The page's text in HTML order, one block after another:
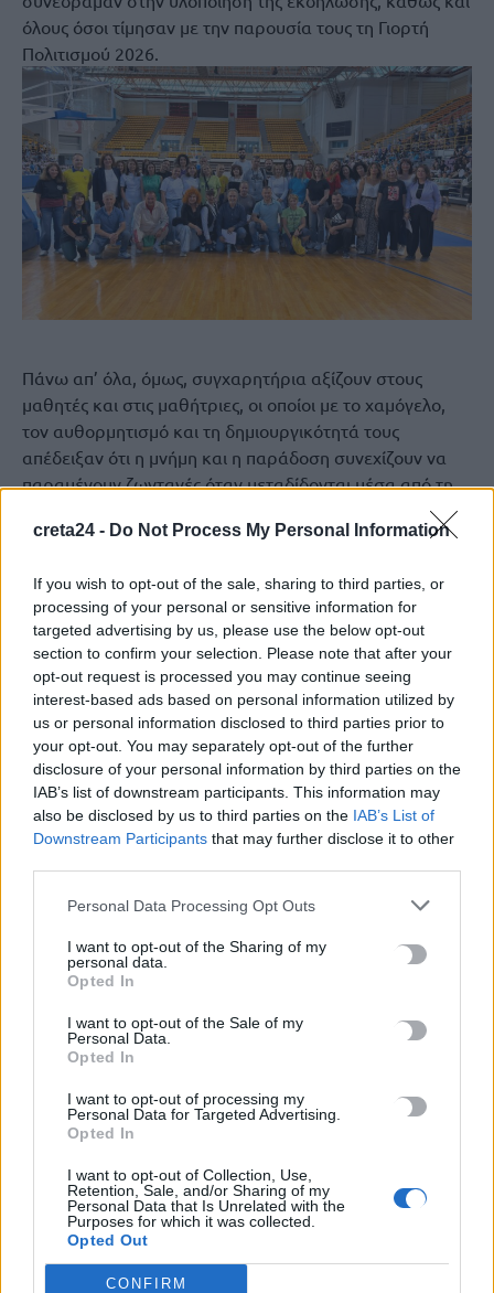
creta24 - Do Not Process My Personal Information
If you wish to opt-out of the sale, sharing to third parties, or
processing of your personal or sensitive information for
targeted advertising by us, please use the below opt-out
section to confirm your selection. Please note that after your
opt-out request is processed you may continue seeing
interest-based ads based on personal information utilized by
us or personal information disclosed to third parties prior to
your opt-out. You may separately opt-out of the further
disclosure of your personal information by third parties on the
IAB’s list of downstream participants. This information may
also be disclosed by us to third parties on the IAB’s List of
Downstream Participants that may further disclose it to other
Personal Data Processing Opt Outs
I want to opt-out of the Sharing of my
personal data.
Opted In
I want to opt-out of the Sale of my
Personal Data.
Opted In
I want to opt-out of processing my
Personal Data for Targeted Advertising.
Opted In
I want to opt-out of Collection, Use,
Retention, Sale, and/or Sharing of my
Personal Data that Is Unrelated with the
Purposes for which it was collected.
Opted Out
CONFIRM
όλους όσοι τίμησαν με την παρουσία τους τη Γιορτή
Πολιτισμού 2026.
Πάνω απ’ όλα, όμως, συγχαρητήρια αξίζουν στους
μαθητές και στις μαθήτριες, οι οποίοι με το χαμόγελο,
τον αυθορμητισμό και τη δημιουργικότητά τους
απέδειξαν ότι η μνήμη και η παράδοση συνεχίζουν να
παραμένουν ζωντανές όταν μεταδίδονται μέσα από τη
νέα γενιά. Η Γιορτή Πολιτισμού 2026 άφησε το δικό της
ξεχωριστό αποτύπωμα στην εκπαιδευτική και
εκπαίδευση συναντά τον πολιτισμό, δημιουργούνται
εμπειρίες με ουσιαστικό νόημα και διαχρονική αξία.
ΔΥΟ ΑΟΡΑΚΙΑ
ΚΛΕΙΣΤΟ ΓΥΜΝΑΣΤΗΡΙΟ ΝΕΑΣ ΑΛΙΚΑΡΝΑΣΣΟΥ
ΠΡΩΤΟΒΑΘΜΙΑ ΕΚΠΑΙΔΕΥΣΗ ΗΡΑΚΛΕΙΟΥ
Άγριος καυγάς
«Είστε αρνητής της γενοκτονίας
των Ποντίων – Τα ίδια έλεγε και
φυλακή»
21 Μαΐου, 2026
ΕΠΌΜΕΝΟ
να ζητήσετε συγγνώμη
συνεχίζετε στις φαυλότητες